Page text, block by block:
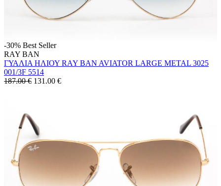
-30% Best Seller
RAY BAN
ΓΥΑΛΙΑ ΗΛΙΟΥ RAY BAN AVIATOR LARGE METAL 3025
001/3F 5514
187.00 € 131.00 €